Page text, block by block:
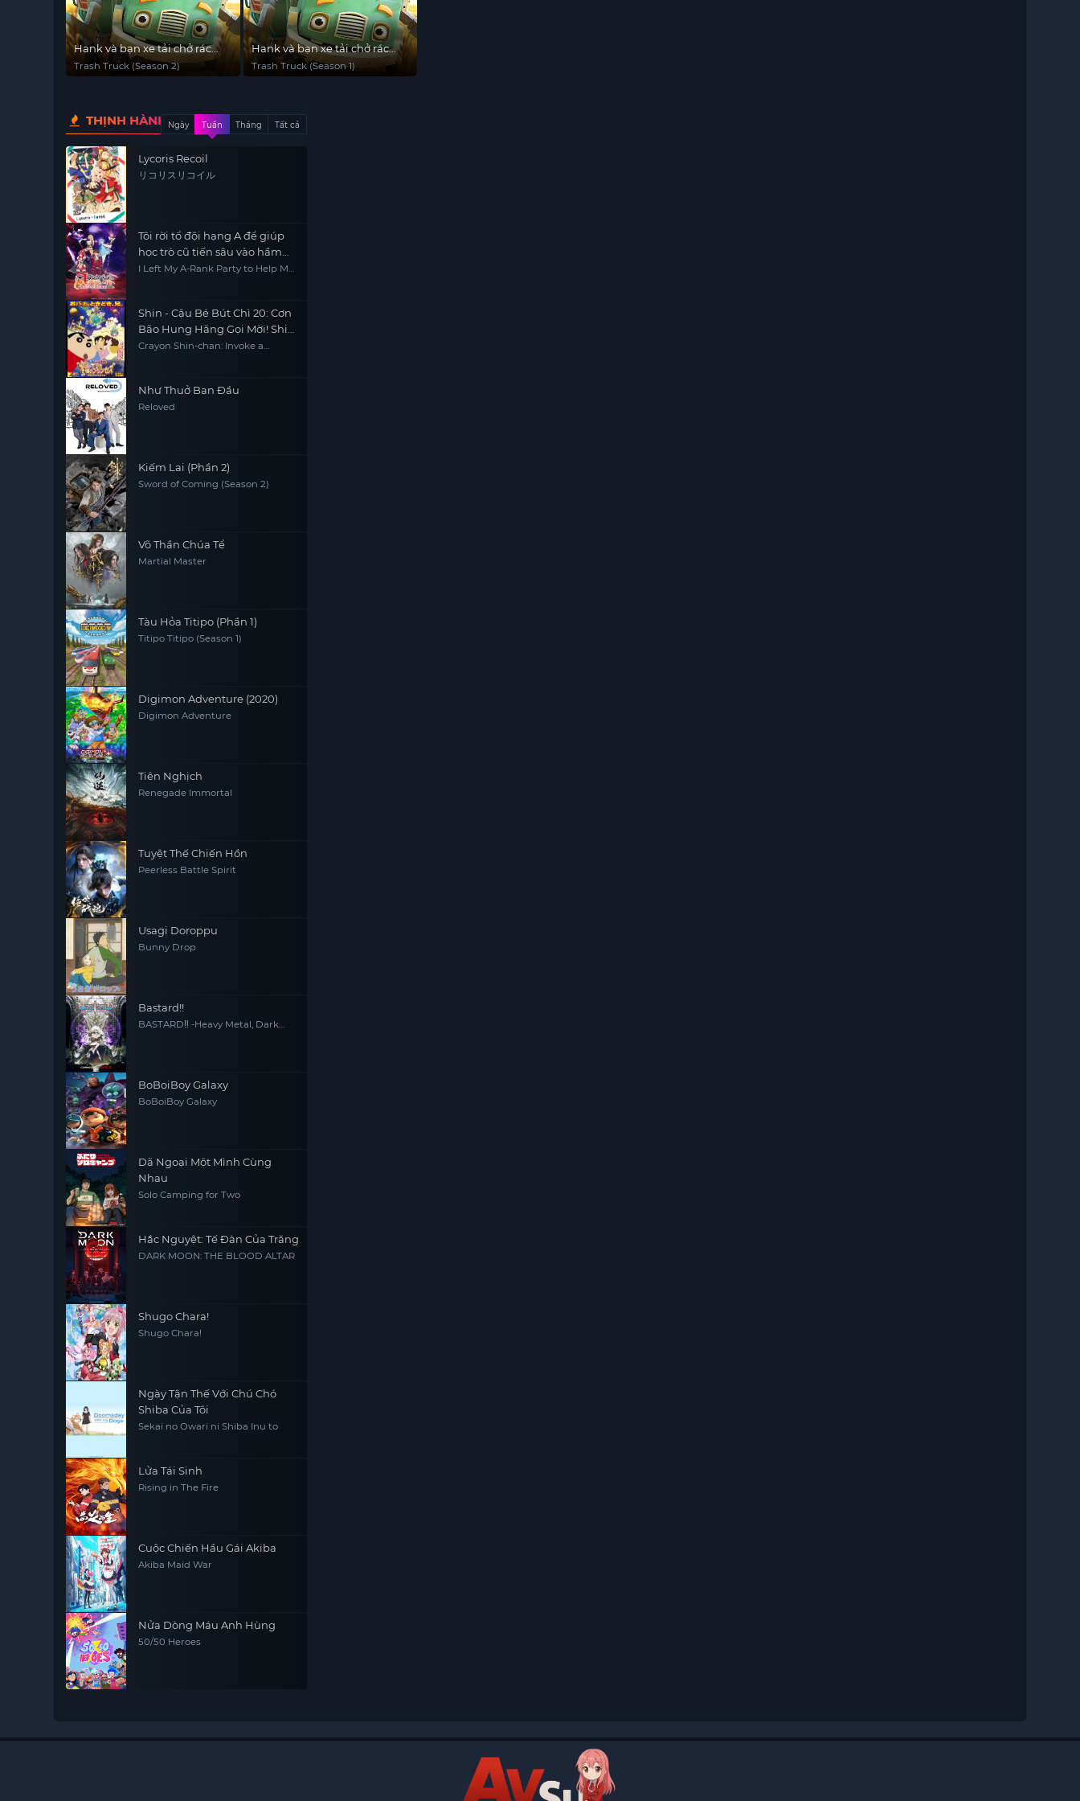
Hank và bạn xe tải chở rác
(Phần 2)
Trash Truck (Season 2)
Hank và bạn xe tải chở rác
(Phần 1)
Trash Truck (Season 1)
THỊNH HÀNHNgày Tuần Tháng Tất cả
Lycoris Recoil
リコリスリコイル
Tôi rời tổ đội hạng A để giúp
học trò cũ tiến sâu vào hầm
ngục!
I Left My A-Rank Party to Help My
Shin - Cậu Bé Bút Chì 20: Cơn
Bão Hung Hăng Gọi Mời! Shin
và Công Chúa Vũ Trụ
Crayon Shin-chan: Invoke a
Như Thuở Ban Đầu
Reloved
Kiếm Lai (Phần 2)
Sword of Coming (Season 2)
Võ Thần Chúa Tể
Martial Master
Tàu Hỏa Titipo (Phần 1)
Titipo Titipo (Season 1)
Digimon Adventure (2020)
Digimon Adventure
Tiên Nghịch
Renegade Immortal
Tuyệt Thế Chiến Hồn
Peerless Battle Spirit
Usagi Doroppu
Bunny Drop
Bastard!!
BASTARD‼ -Heavy Metal, Dark
BoBoiBoy Galaxy
BoBoiBoy Galaxy
Dã Ngoại Một Mình Cùng
Nhau
Solo Camping for Two
Hắc Nguyệt: Tế Đàn Của Trăng
DARK MOON: THE BLOOD ALTAR
Shugo Chara!
Shugo Chara!
Ngày Tận Thế Với Chú Chó
Shiba Của Tôi
Sekai no Owari ni Shiba Inu to
Lửa Tái Sinh
Rising in The Fire
Cuộc Chiến Hầu Gái Akiba
Akiba Maid War
Nửa Dòng Máu Anh Hùng
50/50 Heroes